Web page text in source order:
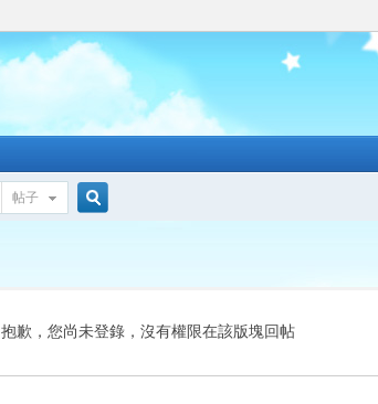
帖子
索
抱歉，您尚未登錄，沒有權限在該版塊回帖